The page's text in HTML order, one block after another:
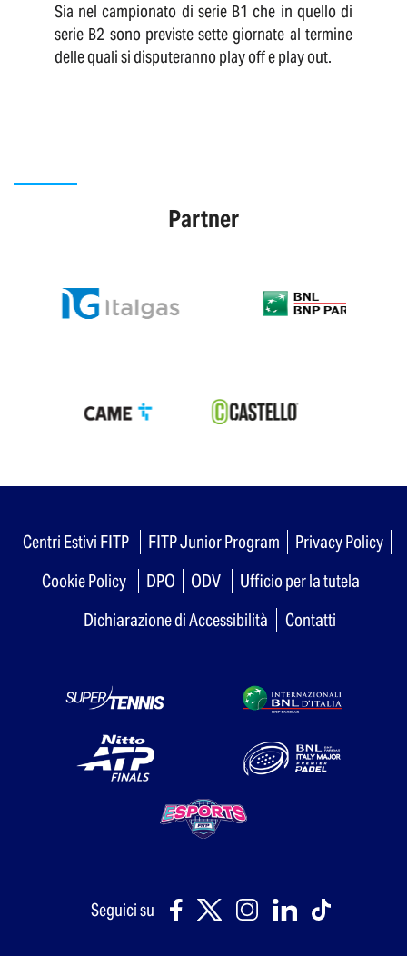
Sia nel campionato di serie B1 che in quello di
serie B2 sono previste sette giornate al termine
delle quali si disputeranno play off e play out.
Partner
Centri Estivi FITP FITP Junior Program
Privacy Policy
Cookie Policy
DPO ODV
Ufficio per la tutela
Dichiarazione di Accessibilità
Contatti
Seguici su